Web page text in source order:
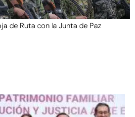
de Ruta con la Junta de Paz